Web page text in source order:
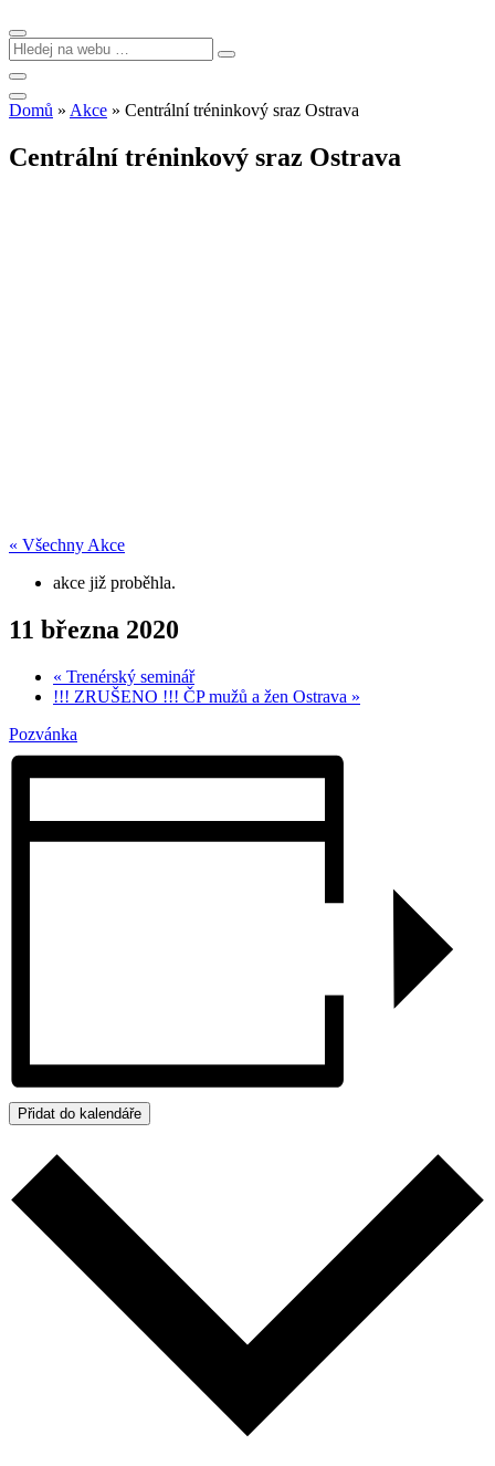
Domů » Akce » Centrální tréninkový sraz Ostrava
Centrální tréninkový sraz Ostrava
« Všechny Akce
akce již proběhla.
11 března 2020
« Trenérský seminář
!!! ZRUŠENO !!! ČP mužů a žen Ostrava »
Pozvánka
Přidat do kalendáře